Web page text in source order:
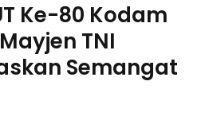
Ke-80 Kodam
TNI
Semangat